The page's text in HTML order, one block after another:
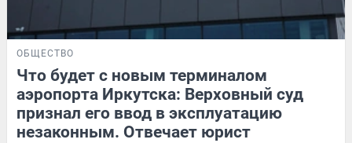
ОБЩЕСТВО
Что будет с новым терминалом
аэропорта Иркутска: Верховный суд
признал его ввод в эксплуатацию
незаконным. Отвечает юрист